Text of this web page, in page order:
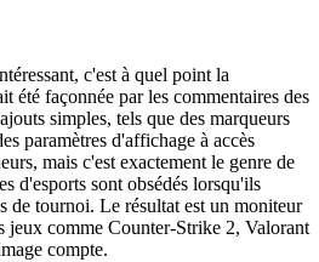
c'est à quel point la
été façonnée par les commentaires des
simples, tels que des marqueurs
paramètres d'affichage à accès
mais c'est exactement le genre de
d'esports sont obsédés lorsqu'ils
de tournoi. Le résultat est un moniteur
jeux comme Counter-Strike 2, Valorant
compte.